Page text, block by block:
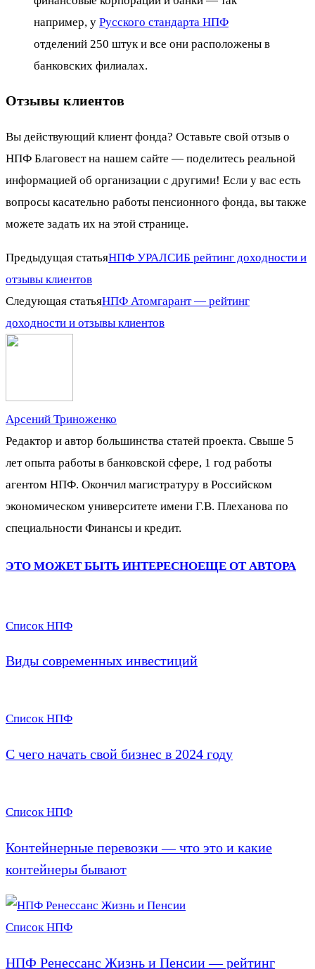
например, у Русского стандарта НПФ
отделений 250 штук и все они расположены в
банковских филиалах.
Отзывы клиентов
Вы действующий клиент фонда? Оставьте свой отзыв о
НПФ Благовест на нашем сайте — поделитесь реальной
информацией об организации с другими! Если у вас есть
вопросы касательно работы пенсионного фонда, вы также
можете задать их на этой странице.
Предыдущая статьяНПФ УРАЛСИБ рейтинг доходности и
отзывы клиентов
Следующая статьяНПФ Атомгарант — рейтинг
доходности и отзывы клиентов
Арсений Триноженко
Редактор и автор большинства статей проекта. Свыше 5
лет опыта работы в банковской сфере, 1 год работы
агентом НПФ. Окончил магистратуру в Российском
экономическом университете имени Г.В. Плеханова по
специальности Финансы и кредит.
ЭТО МОЖЕТ БЫТЬ ИНТЕРЕСНОЕЩЕ ОТ АВТОРА
Список НПФ
Виды современных инвестиций
Список НПФ
С чего начать свой бизнес в 2024 году
Список НПФ
Контейнерные перевозки — что это и какие
контейнеры бывают
Список НПФ
НПФ Ренессанс Жизнь и Пенсии — рейтинг